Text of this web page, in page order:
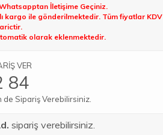
İletişime Geçiniz.
kargo ile gönderilmektedir. Tüm fiyatlar KDV
olarak eklenmektedir.
VER
84
Sipariş Verebilirsiniz.
sipariş verebilirsiniz.